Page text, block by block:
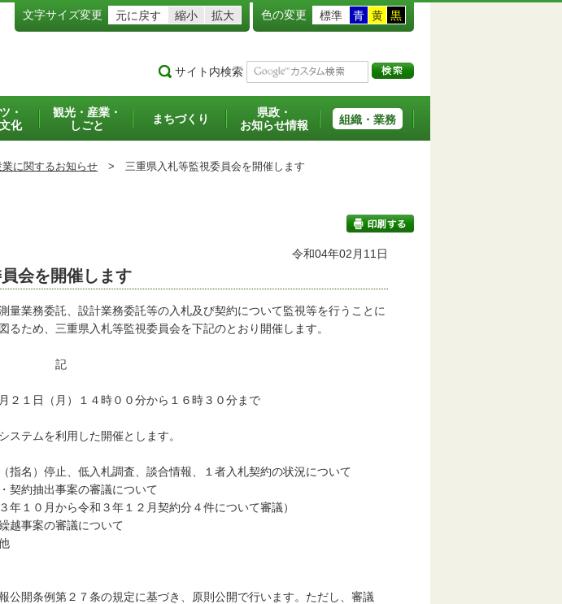
文字サイズ変更 元に戻す 縮小 拡大 色の変更 標準 青 黄 黒
サイト内検索
・
化
観光・産業・
しごと
まちづくり
県政・
お知らせ情報
組織・業務
業に関するお知らせ > 三重県入札等監視委員会を開催します
印刷する
令和04年02月11日
会を開催します
業務委託、設計業務委託等の入札及び契約について監視等を行うことに
るため、三重県入札等監視委員会を下記のとおり開催します。
日（月）１４時００分から１６時３０分まで
ムを利用した開催とします。
）停止、低入札調査、談合情報、１者入札契約の状況について
事案の審議について
和３年１２月契約分４件について審議）
審議について
条の規定に基づき、原則公開で行います。ただし、審議